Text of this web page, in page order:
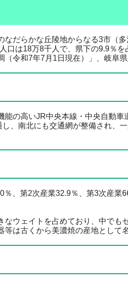
だらかな丘陵地からなる3市（
は18万8千人で、県下の9.9％を
（令和7年7月1日現在）」、岐阜
の高いJR中央本線・中央自動車
、南北にも交通網が整備され、
、第2次産業32.9％、第3次産業
ウェイトを占めており、中でも
は古くから美濃焼の産地として